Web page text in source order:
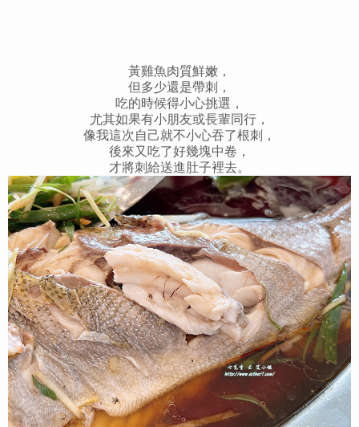
黃雞魚肉質鮮嫩，
但多少還是帶刺，
吃的時候得小心挑選，
尤其如果有小朋友或長輩同行，
像我這次自己就不小心吞了根刺，
後來又吃了好幾塊中卷，
才將刺給送進肚子裡去。